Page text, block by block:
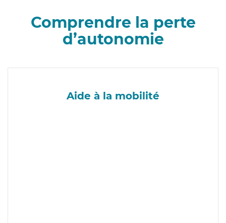
Comprendre la perte
d’autonomie
Aide à la mobilité